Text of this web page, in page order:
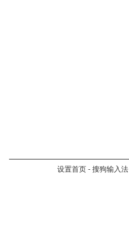
设置首页 - 搜狗输入法